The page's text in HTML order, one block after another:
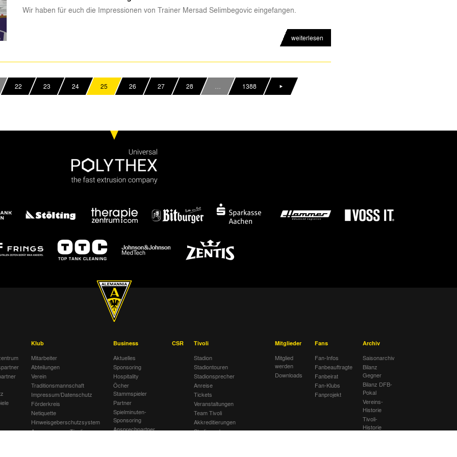
Wir haben für euch die Impressionen von Trainer Mersad Selimbegovic eingefangen.
weiterlesen
22 23 24 25 26 27 28 … 1388
Klub
Mitarbeiter
Abteilungen
Verein
Traditionsmannschaft
Impressum/Datenschutz
Förderkreis
Netiquette
Hinweisgeberschutzsystem
Awareness am Tivoli
Business
Aktuelles
Sponsoring
Hospitality
Öcher
Stammspieler
Partner
Spielminuten-
Sponsoring
Ansprechpartner
CSR
Tivoli
Stadion
Stadiontouren
Stadionsprecher
Anreise
Tickets
Veranstaltungen
Team Tivoli
Akkreditierungen
Stadionordnung
Mitglieder
Mitglied
werden
Downloads
Fans
Fan-Infos
Fanbeauftragte
Fanbeirat
Fan-Klubs
Fanprojekt
Archiv
Saisonarchiv
Bilanz
Gegner
Bilanz DFB-
Pokal
Vereins-
Historie
Tivoli-
Historie